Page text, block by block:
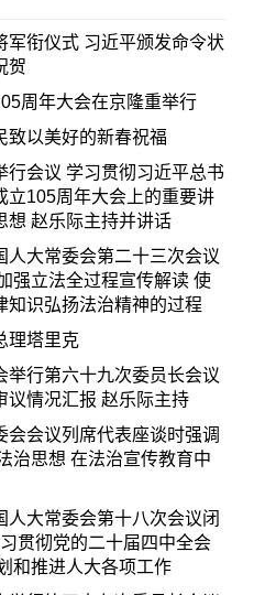
军衔仪式 习近平颁发命令状
贺
周年大会在京隆重举行
致以美好的新春祝福
行会议 学习贯彻习近平总书
立105周年大会上的重要讲
想 赵乐际主持并讲话
人大常委会第二十三次会议
强立法全过程宣传解读 使
知识弘扬法治精神的过程
理塔里克
举行第六十九次委员长会议
议情况汇报 赵乐际主持
会会议列席代表座谈时强调
治思想 在法治宣传教育中
人大常委会第十八次会议闭
贯彻党的二十届四中全会
和推进人大各项工作